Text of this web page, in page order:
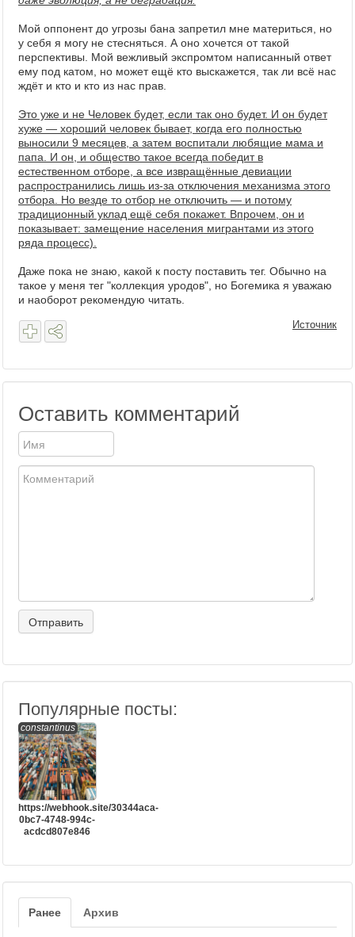
Мой оппонент до угрозы бана запретил мне материться, но
у себя я могу не стесняться. А оно хочется от такой
перспективы. Мой вежливый экспромтом написанный ответ
ему под катом, но может ещё кто выскажется, так ли всё нас
ждёт и кто и кто из нас прав.
Это уже и не Человек будет, если так оно будет. И он будет
хуже — хороший человек бывает, когда его полностью
выносили 9 месяцев, а затем воспитали любящие мама и
папа. И он, и общество такое всегда победит в
естественном отборе, а все извращённые девиации
распространились лишь из-за отключения механизма этого
отбора. Но везде то отбор не отключить — и потому
традиционный уклад ещё себя покажет. Впрочем, он и
показывает: замещение населения мигрантами из этого
ряда процесс).
Даже пока не знаю, какой к посту поставить тег. Обычно на
такое у меня тег "коллекция уродов", но Богемика я уважаю
и наоборот рекомендую читать.
Источник
Оставить комментарий
Популярные посты:
constantinus
https://webhook.site/30344aca-
0bc7-4748-994c-
acdcd807e846
Ранее Архив